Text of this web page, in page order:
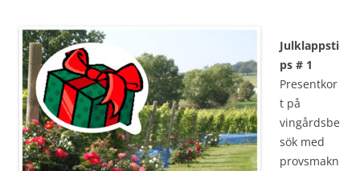
Julklappsti
ps # 1
Presentkor
t på
vingårdsbe
sök med
provsmakn